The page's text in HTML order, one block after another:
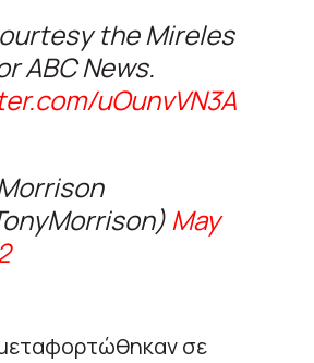
the Mireles
ABC News.
uOunvVN3A
May
σε